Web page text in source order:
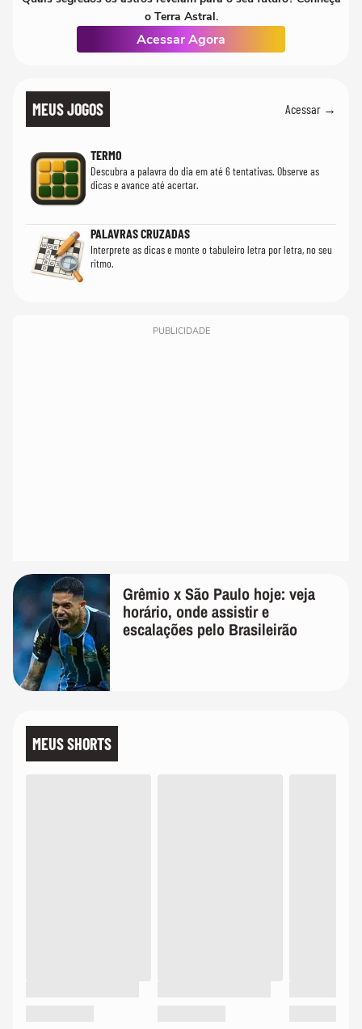
o Terra Astral.
Acessar Agora
MEUS JOGOS Acessar →
TERMO
Descubra a palavra do dia em até 6 tentativas. Observe as
dicas e avance até acertar.
PALAVRAS CRUZADAS
Interprete as dicas e monte o tabuleiro letra por letra, no seu
ritmo.
PUBLICIDADE
Grêmio x São Paulo hoje: veja
horário, onde assistir e
escalações pelo Brasileirão
MEUS SHORTS